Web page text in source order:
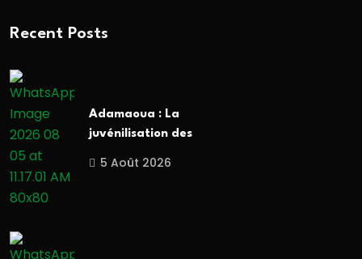
Recent Posts
Adamaoua : La
juvénilisation des
5 Août 2026